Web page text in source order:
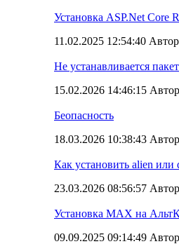
Установка ASP.Net Core
11.02.2025 12:54:40 Автор
Не устанавливается
15.02.2026 14:46:15 Автор
Беопасность
18.03.2026 10:38:43 Автор
Как установить alien или
23.03.2026 08:56:57 Автор
Установка MAX на
09.09.2025 09:14:49 Автор